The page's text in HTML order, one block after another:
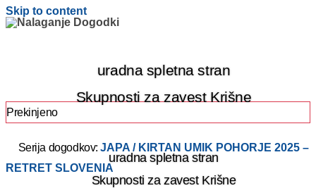
Skip to content
uradna spletna stran
Skupnosti za zavest Krišne
uradna spletna stran
Skupnosti za zavest Krišne
Prekinjeno
Serija dogodkov:JAPA / KIRTAN UMIK POHORJE 2025 –
RETRET SLOVENIA